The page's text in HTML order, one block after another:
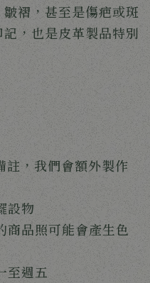
褶，甚至是傷疤或斑
，也是皮革製品特別
註，我們會額外製作
設物
商品照可能會產生色
至週五